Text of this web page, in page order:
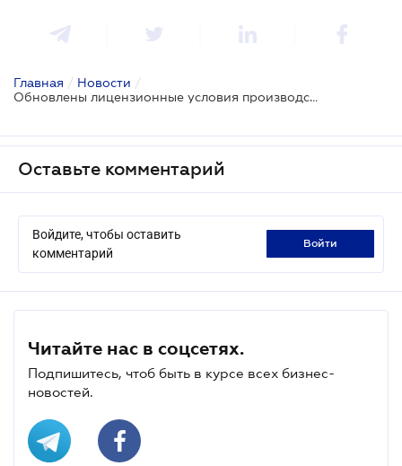
Главная / Новости /
Обновлены лицензионные условия производства и обращения огнестрельного оружия
Оставьте комментарий
Войдите, чтобы оставить
комментарий
войти
Читайте нас в соцсетях.
Подпишитесь, чтоб быть в курсе всех бизнес-
новостей.